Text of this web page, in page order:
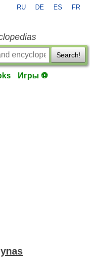
RU DE ES FR
Search!
Игры ⚽